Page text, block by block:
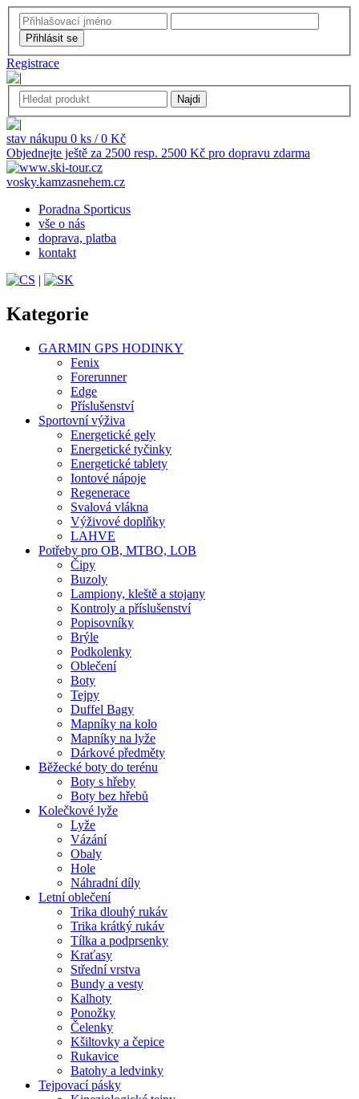
Registrace
stav nákupu 0 ks / 0 Kč
Objednejte ještě za 2500 resp. 2500 Kč pro dopravu zdarma
vosky.kamzasnehem.cz
Poradna Sporticus
vše o nás
doprava, platba
kontakt
|
Kategorie
GARMIN GPS HODINKY
Fenix
Forerunner
Edge
Příslušenství
Sportovní výživa
Energetické gely
Energetické tyčinky
Energetické tablety
Iontové nápoje
Regenerace
Svalová vlákna
Výživové doplňky
LAHVE
Potřeby pro OB, MTBO, LOB
Čipy
Buzoly
Lampiony, kleště a stojany
Kontroly a příslušenství
Popisovníky
Brýle
Podkolenky
Oblečení
Boty
Tejpy
Duffel Bagy
Mapníky na kolo
Mapníky na lyže
Dárkové předměty
Běžecké boty do terénu
Boty s hřeby
Boty bez hřebů
Kolečkové lyže
Lyže
Vázání
Obaly
Hole
Náhradní díly
Letní oblečení
Trika dlouhý rukáv
Trika krátký rukáv
Tílka a podprsenky
Kraťasy
Střední vrstva
Bundy a vesty
Kalhoty
Ponožky
Čelenky
Kšiltovky a čepice
Rukavice
Batohy a ledvinky
Tejpovací pásky